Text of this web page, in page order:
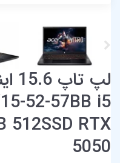
52-57BB i5
512SSD RTX
5050